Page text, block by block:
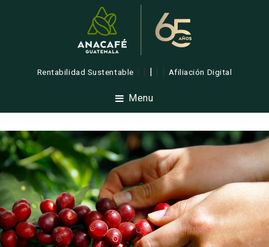
Rentabilidad Sustentable | | | | | Afiliación Digital
Menu